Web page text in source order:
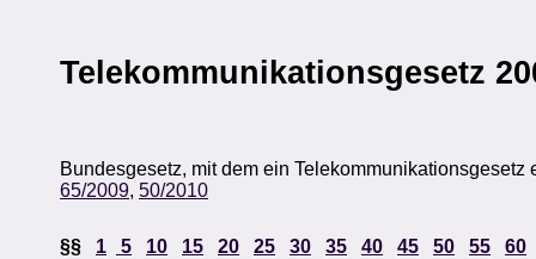
Telekommunikationsgesetz
Bundesgesetz, mit dem ein
65/2009, 50/2010
§§ 1 5 10 15 20 25 30 35 40 45 50 55
60